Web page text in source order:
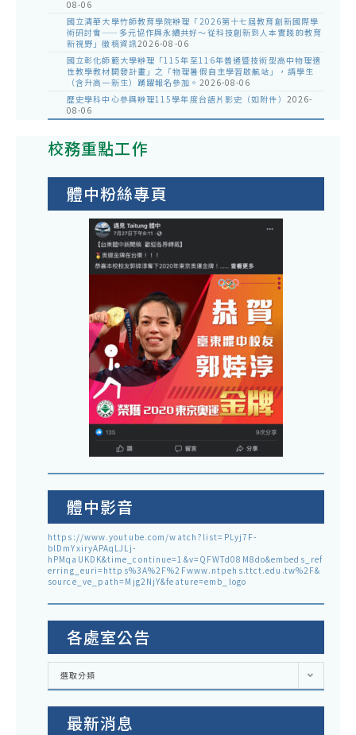
08-06
國立清華大學竹師教育學院辦理「2026第十七屆教育創新國際學
術研討會——多元協作與永續共好～從科技創新到人本實踐的教育
新視野」徵稿資訊2026-08-06
國立彰化師範大學辦理「115年至116年普通暨技術型高中物理適
性教學教材開發計畫」之「物理暑假自主學習啟航站」，請學生
（含升高一新生）踴躍報名參加。 2026-08-06
歷史學科中心參與辦理115學年度台語片影史（如附件） 2026-
08-06
校務重點工作
體中粉絲專頁
體中影音
https://www.youtube.com/watch?list=PLyj7F-
blDmYxiryAPAqLJLj-
hPMqaUKDK&time_continue=1&v=QFWTd08M8do&embeds_ref
erring_euri=https%3A%2F%2Fwww.ntpehs.ttct.edu.tw%2F&
source_ve_path=Mjg2NjY&feature=emb_logo
各處室公告
各
室
選取分類
最新消息